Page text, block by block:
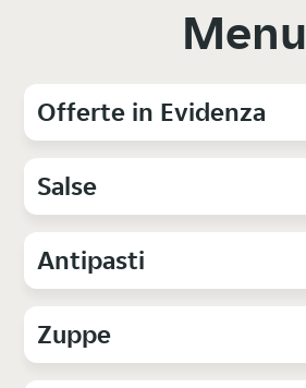
Menu
Offerte in Evidenza
Salse
Antipasti
Zuppe